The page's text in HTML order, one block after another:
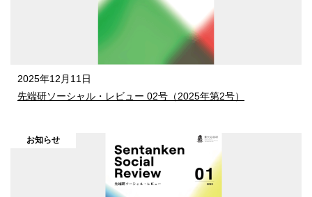
2025年12月11日
先端研ソーシャル・レビュー 02号（2025年第2号）
お知らせ